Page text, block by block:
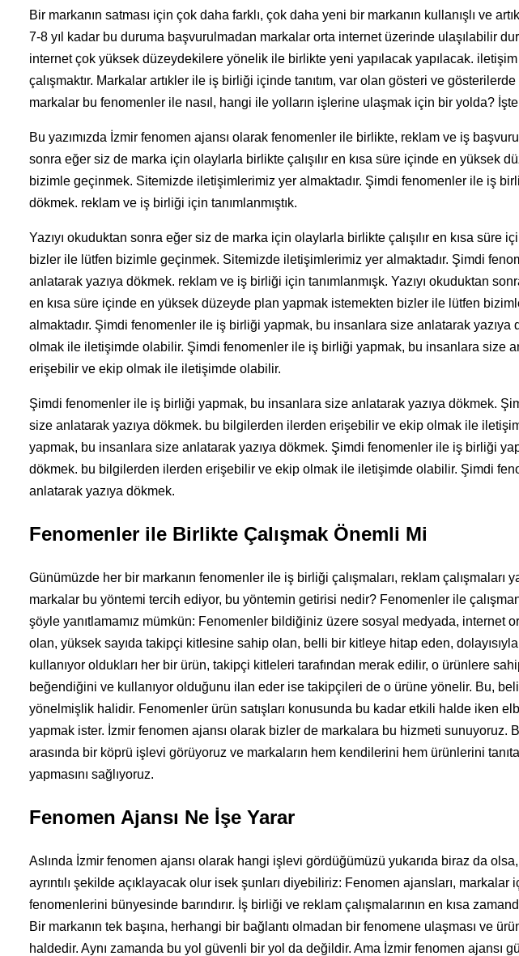
Bir markanın satması için çok daha farklı, çok daha yeni bir markanın kullanışlı ve
7-8 yıl kadar bu duruma başvurulmadan markalar orta internet üzerinde ulaşılabilir
internet çok yüksek düzeydekilere yönelik ile birlikte yeni yapılacak yapılacak.
çalışmaktır. Markalar artıkler ile iş birliği içinde tanıtım, var olan gösteri ve
markalar bu fenomenler ile nasıl, hangi ile yolların işlerine ulaşmak için bir yolda? İşte
Bu yazımızda İzmir fenomen ajansı olarak fenomenler ile birlikte, reklam ve iş
sonra eğer siz de marka için olaylarla birlikte çalışılır en kısa süre içinde en yüksek
bizimle geçinmek. Sitemizde iletişimlerimiz yer almaktadır. Şimdi fenomenler ile iş
dökmek. reklam ve iş birliği için tanımlanmıştık.
Yazıyı okuduktan sonra eğer siz de marka için olaylarla birlikte çalışılır en kısa
bizler ile lütfen bizimle geçinmek. Sitemizde iletişimlerimiz yer almaktadır. Şimdi
anlatarak yazıya dökmek. reklam ve iş birliği için tanımlanmışk. Yazıyı okuduktan
en kısa süre içinde en yüksek düzeyde plan yapmak istemekten bizler ile lütfen
almaktadır. Şimdi fenomenler ile iş birliği yapmak, bu insanlara size anlatarak
olmak ile iletişimde olabilir. Şimdi fenomenler ile iş birliği yapmak, bu insanlara size
erişebilir ve ekip olmak ile iletişimde olabilir.
Şimdi fenomenler ile iş birliği yapmak, bu insanlara size anlatarak yazıya dökmek.
size anlatarak yazıya dökmek. bu bilgilerden ilerden erişebilir ve ekip olmak ile
yapmak, bu insanlara size anlatarak yazıya dökmek. Şimdi fenomenler ile iş birliği
dökmek. bu bilgilerden ilerden erişebilir ve ekip olmak ile iletişimde olabilir. Şimdi
anlatarak yazıya dökmek.
Fenomenler ile Birlikte Çalışmak Önemli Mi
Günümüzde her bir markanın fenomenler ile iş birliği çalışmaları, reklam çalışmaları
markalar bu yöntemi tercih ediyor, bu yöntemin getirisi nedir? Fenomenler ile
şöyle yanıtlamamız mümkün: Fenomenler bildiğiniz üzere sosyal medyada, internet
olan, yüksek sayıda takipçi kitlesine sahip olan, belli bir kitleye hitap eden,
kullanıyor oldukları her bir ürün, takipçi kitleleri tarafından merak edilir, o ürünlere
beğendiğini ve kullanıyor olduğunu ilan eder ise takipçileri de o ürüne yönelir. Bu,
yönelmişlik halidir. Fenomenler ürün satışları konusunda bu kadar etkili halde iken
yapmak ister. İzmir fenomen ajansı olarak bizler de markalara bu hizmeti sunuyoruz.
arasında bir köprü işlevi görüyoruz ve markaların hem kendilerini hem ürünlerini
yapmasını sağlıyoruz.
Fenomen Ajansı Ne İşe Yarar
Aslında İzmir fenomen ajansı olarak hangi işlevi gördüğümüzü yukarıda biraz da
ayrıntılı şekilde açıklayacak olur isek şunları diyebiliriz: Fenomen ajansları, markalar
fenomenlerini bünyesinde barındırır. İş birliği ve reklam çalışmalarının en kısa
Bir markanın tek başına, herhangi bir bağlantı olmadan bir fenomene ulaşması ve
haldedir. Aynı zamanda bu yol güvenli bir yol da değildir. Ama İzmir fenomen ajansı